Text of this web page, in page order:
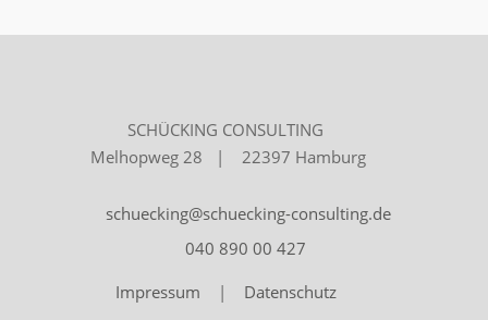
SCHÜCKING CONSULTING
Melhopweg 28 | 22397 Hamburg
schuecking@schuecking-consulting.de
040 890 00 427
Impressum | Datenschutz